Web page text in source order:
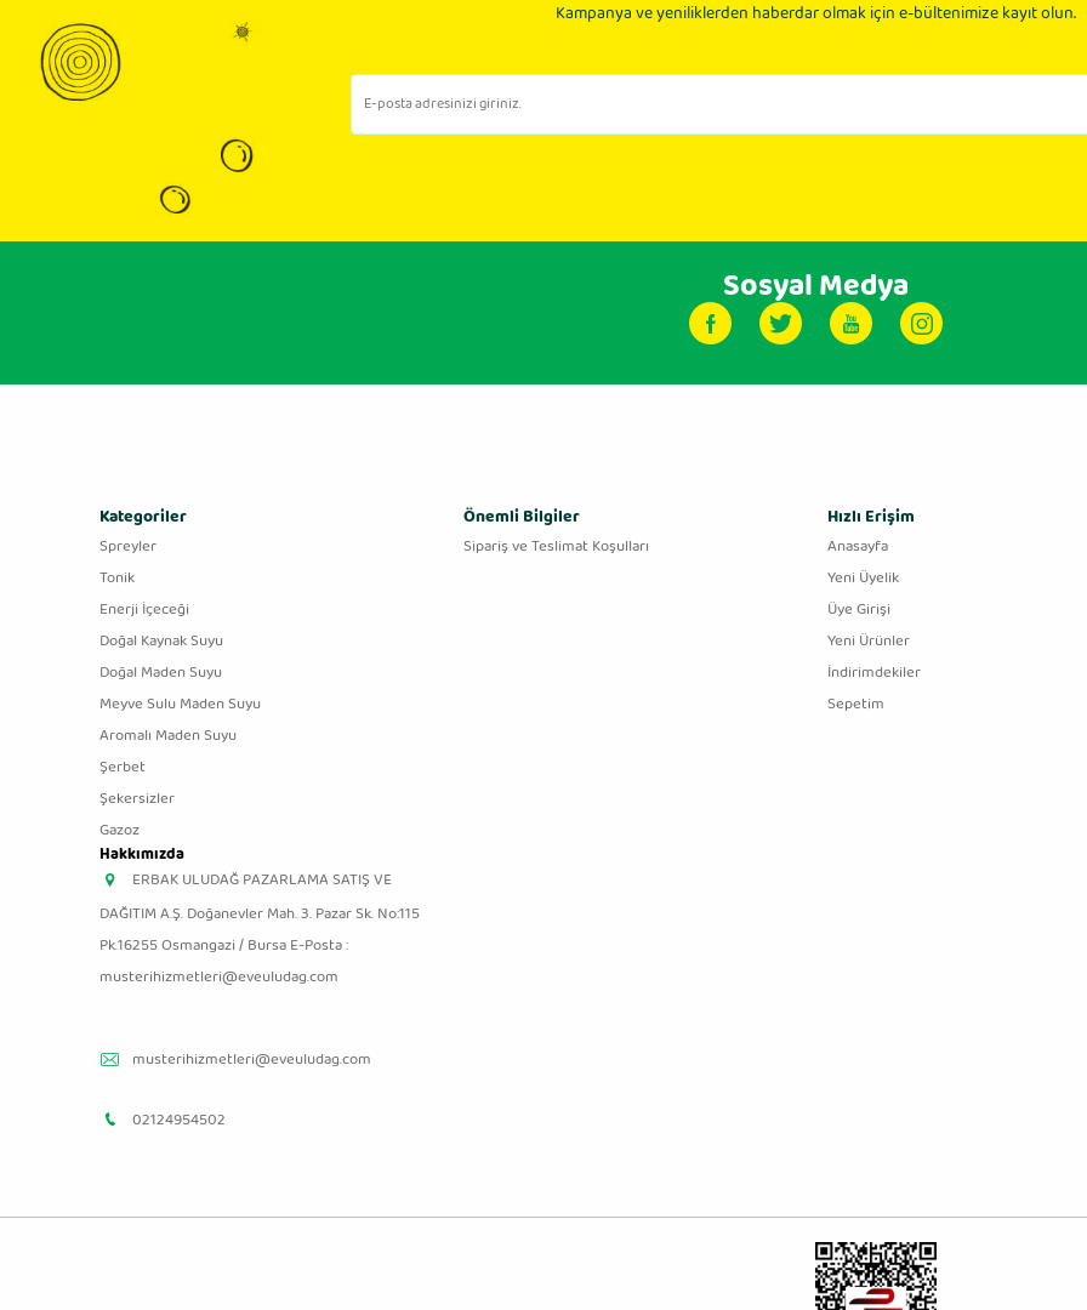
Kampanya ve yeniliklerden haberdar olmak için e-bültenimize kayıt olun.
Sosyal Medya
Kategoriler
Spreyler
Tonik
Enerji İçeceği
Doğal Kaynak Suyu
Doğal Maden Suyu
Meyve Sulu Maden Suyu
Aromalı Maden Suyu
Şerbet
Şekersizler
Gazoz
Önemli Bilgiler
Sipariş ve Teslimat Koşulları
Hızlı Erişim
Anasayfa
Yeni Üyelik
Üye Girişi
Yeni Ürünler
İndirimdekiler
Sepetim
Hakkımızda
ERBAK ULUDAĞ PAZARLAMA SATIŞ VE
DAĞITIM A.Ş. Doğanevler Mah. 3. Pazar Sk. No:115
Pk.16255 Osmangazi / Bursa E-Posta :
musterihizmetleri@eveuludag.com
musterihizmetleri@eveuludag.com
02124954502